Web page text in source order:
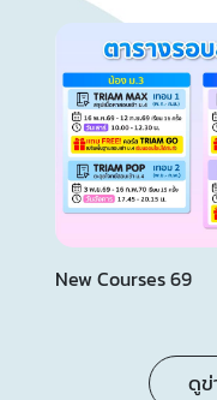
New Courses 69
ดูข่